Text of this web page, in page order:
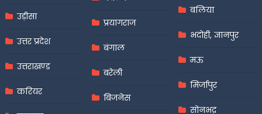
उड़ीसा
उत्तर प्रदेश
उत्तराखण्ड
करियर
प्रयागराज
बंगाल
बरेली
बिजनेस
बलिया
भदोही, ज्ञानपुर
मऊ
मिर्जापुर
सोनभद्र